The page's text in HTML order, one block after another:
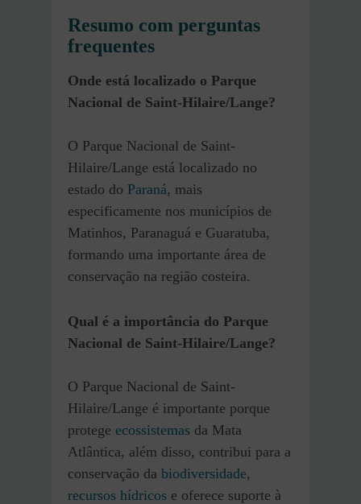
Resumo com perguntas
frequentes
Onde está localizado o Parque
Nacional de Saint-Hilaire/Lange?
O Parque Nacional de Saint-
Hilaire/Lange está localizado no
estado do Paraná, mais
especificamente nos municípios de
Matinhos, Paranaguá e Guaratuba,
formando uma importante área de
conservação na região costeira.
Qual é a importância do Parque
Nacional de Saint-Hilaire/Lange?
O Parque Nacional de Saint-
Hilaire/Lange é importante porque
protege ecossistemas da Mata
Atlântica, além disso, contribui para a
conservação da biodiversidade,
recursos hídricos e oferece suporte à